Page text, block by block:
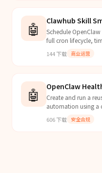
🤖 Clawhub Skill
Schedule
full cron lifecycle,
144下载 商业运营
🤖 OpenClaw
Create and run a
automation using a
standard...
606下载 安全合规